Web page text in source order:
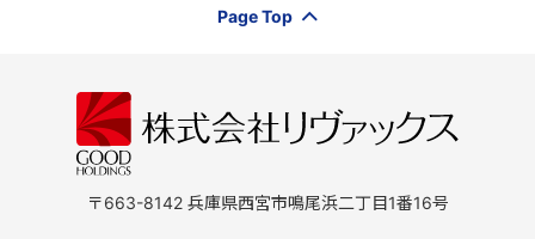
Page Top
〒663-8142 兵庫県西宮市鳴尾浜二丁目1番16号